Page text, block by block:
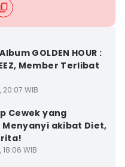
GOLDEN HOUR :
Member Terlibat
WIB
Cewek yang
Menyanyi akibat Diet,
WIB